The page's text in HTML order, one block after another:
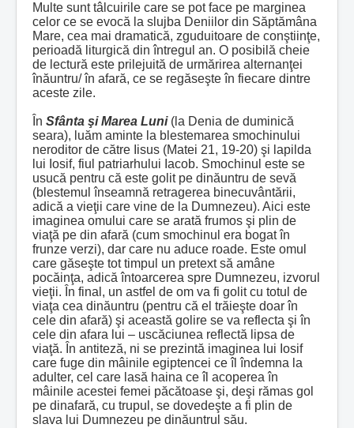
Multe sunt tâlcuirile care se pot face pe marginea
celor ce se evocă la slujba Deniilor din Săptămâna
Mare, cea mai dramatică, zguduitoare de conştiinţe,
perioadă liturgică din întregul an. O posibilă cheie
de lectură este prilejuită de urmărirea alternanţei
înăuntru/ în afară, ce se regăseşte în fiecare dintre
aceste zile.
În Sfânta şi Marea Luni(la Denia de duminică
seara), luăm aminte la blestemarea smochinului
neroditor de către Iisus (Matei 21, 19-20) şi lapilda
lui Iosif, fiul patriarhului Iacob. Smochinul este se
usucă pentru că este golit pe dinăuntru de sevă
(blestemul înseamnă retragerea binecuvântării,
adică a vieţii care vine de la Dumnezeu). Aici este
imaginea omului care se arată frumos şi plin de
viaţă pe din afară (cum smochinul era bogat în
frunze verzi), dar care nu aduce roade. Este omul
care găseşte tot timpul un pretext să amâne
pocăinţa, adică întoarcerea spre Dumnezeu, izvorul
vieţii. În final, un astfel de om va fi golit cu totul de
viaţa cea dinăuntru (pentru că el trăieşte doar în
cele din afară) şi această golire se va reflecta şi în
cele din afara lui – uscăciunea reflectă lipsa de
viaţă. În antiteză, ni se prezintă imaginea lui Iosif
care fuge din mâinile egiptencei ce îl îndemna la
adulter, cel care lasă haina ce îl acoperea în
mâinile acestei femei păcătoase şi, deşi rămas gol
pe dinafară, cu trupul, se dovedeşte a fi plin de
slava lui Dumnezeu pe dinăuntrul său.